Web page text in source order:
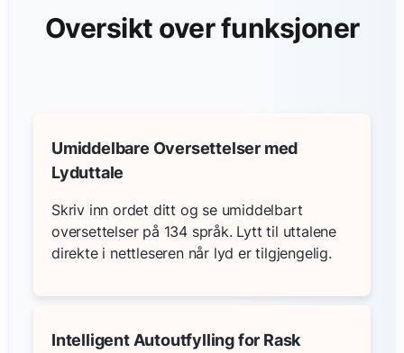
Oversikt over funksjoner
Umiddelbare Oversettelser med
Lyduttale
Skriv inn ordet ditt og se umiddelbart
oversettelser på 134 språk. Lytt til uttalene
direkte i nettleseren når lyd er tilgjengelig.
Intelligent Autoutfylling for Rask